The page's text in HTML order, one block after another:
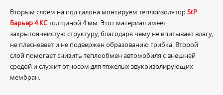
Вторым слоем на пол салона монтируем теплоизоляторStP
Барьер 4 КСтолщиной 4 мм. Этот материал имеет
закрытоячеистую структуру, благодаря чему не впитывает влагу,
не плесневеет и не подвержен образованию грибка. Второй
слой помогает снизить теплообмен автомобиля с внешней
средой и служит относом для тяжелых звукоизолирующих
мембран.